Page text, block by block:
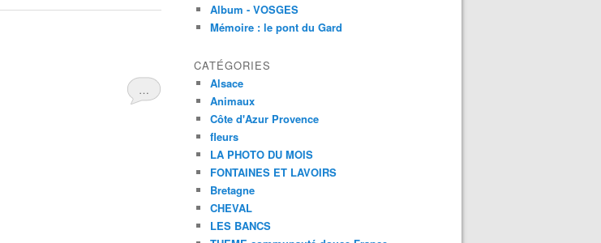
…
Album - VOSGES
Mémoire : le pont du Gard
CATÉGORIES
Alsace
Animaux
Côte d'Azur Provence
fleurs
LA PHOTO DU MOIS
FONTAINES ET LAVOIRS
Bretagne
CHEVAL
LES BANCS